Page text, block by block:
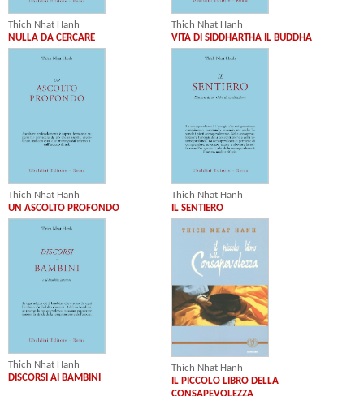
Thich Nhat Hanh
NULLA DA CERCARE
Thich Nhat Hanh
VITA DI SIDDHARTHA IL BUDDHA
Thich Nhat Hanh
UN ASCOLTO PROFONDO
Thich Nhat Hanh
IL SENTIERO
Thich Nhat Hanh
DISCORSI AI BAMBINI
Thich Nhat Hanh
IL PICCOLO LIBRO DELLA